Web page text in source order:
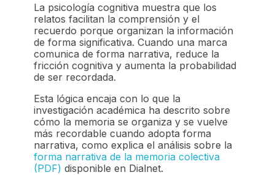
La psicología cognitiva muestra que los
relatos facilitan la comprensión y el
recuerdo porque organizan la información
de forma significativa. Cuando una marca
comunica de forma narrativa, reduce la
fricción cognitiva y aumenta la probabilidad
de ser recordada.
Esta lógica encaja con lo que la
investigación académica ha descrito sobre
cómo la memoria se organiza y se vuelve
más recordable cuando adopta forma
narrativa, como explica el análisis sobre la
forma narrativa de la memoria colectiva
(PDF) disponible en Dialnet.